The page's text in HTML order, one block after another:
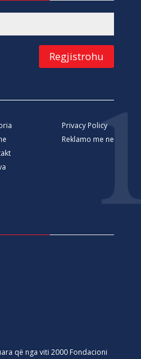
Regjistrohu
Privacy Policy
Reklamo me ne
që nga viti 2000 Fondacioni